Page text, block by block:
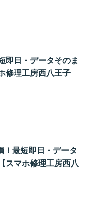
即日・データそのま
修理工房西八王子
最短即日・データ
スマホ修理工房西八